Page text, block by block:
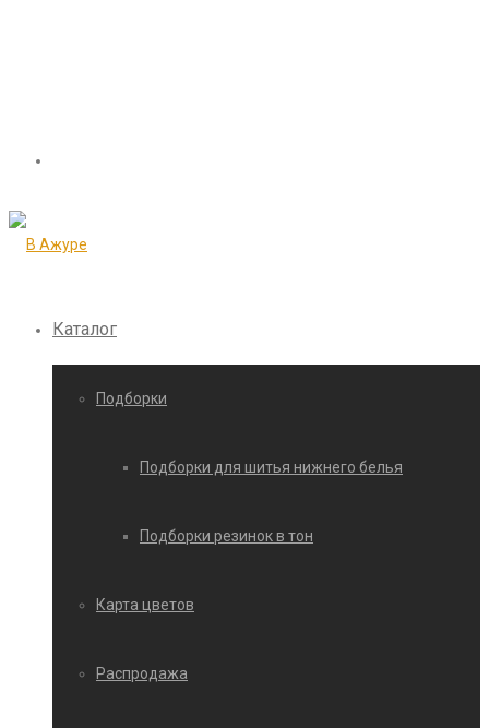
Каталог
Подборки
Подборки для шитья нижнего белья
Подборки резинок в тон
Карта цветов
Распродажа